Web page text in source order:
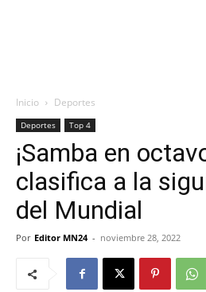
Inicio Deportes
Deportes Top 4
¡Samba en
clasifica a la
del Mundial
Por Editor MN24 - noviembre 28, 2022